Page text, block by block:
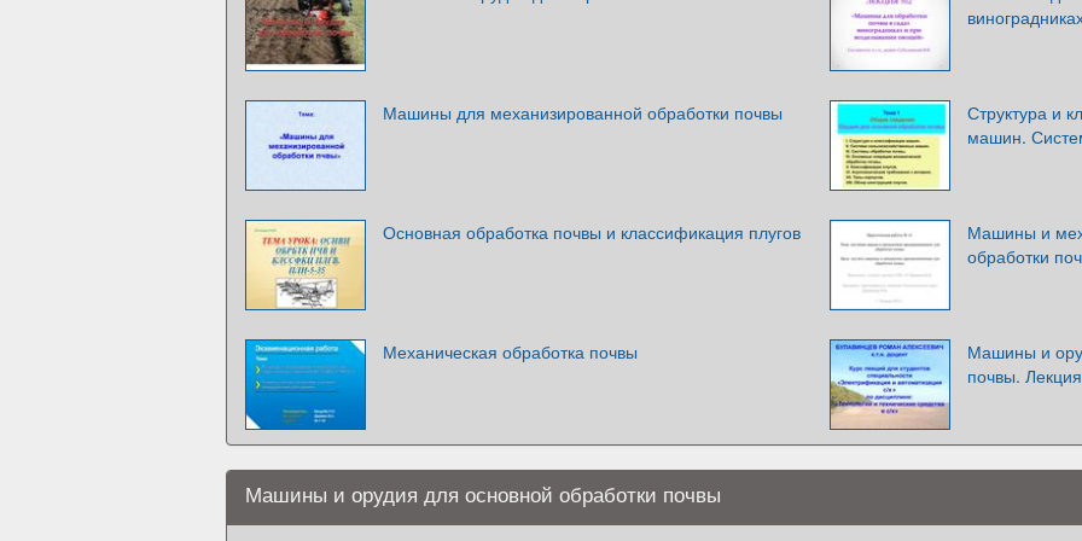
Машины для механизированной обработки почвы
Структура и
машин.
Основная обработка почвы и классификация плугов
Машины и
обработки
Механическая обработка почвы
Машины и
почвы.
Машины и орудия для основной обработки почвы